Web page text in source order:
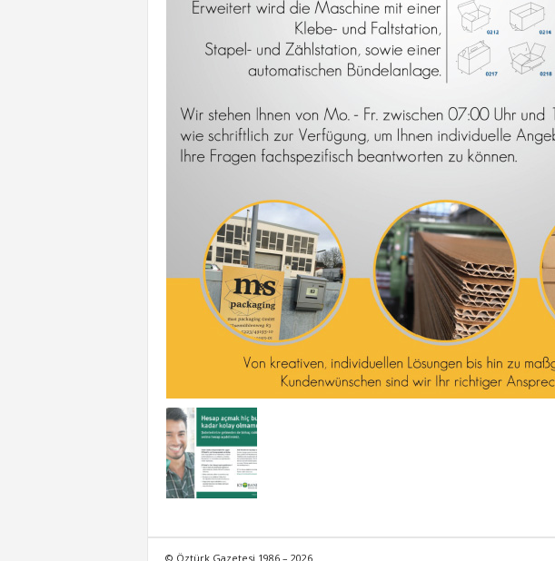
© Öztürk Gazetesi 1986 – 2026